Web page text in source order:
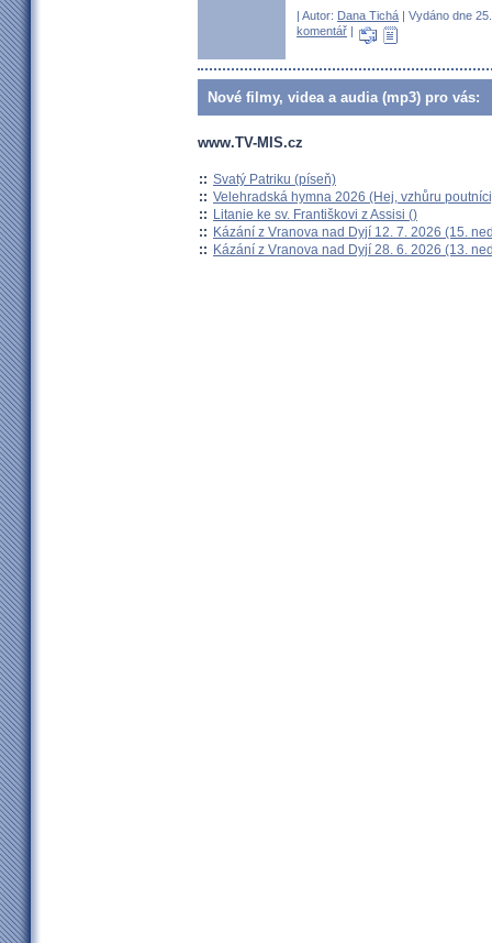
| Autor: Dana Tichá | Vydáno dne
komentář |
Nové filmy, videa a audia (mp3) pro vás:
www.TV-MIS.cz
:: Svatý Patriku (píseň)
:: Velehradská hymna 2026 (Hej, vzhůru
:: Litanie ke sv. Františkovi z Assisi ()
:: Kázání z Vranova nad Dyjí 12. 7. 2026 (15.
:: Kázání z Vranova nad Dyjí 28. 6. 2026 (13.